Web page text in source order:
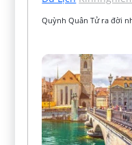
Quỳnh Quân Tử ra đời